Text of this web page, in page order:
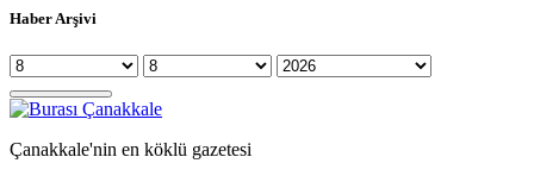
Haber Arşivi
Çanakkale'nin en köklü gazetesi